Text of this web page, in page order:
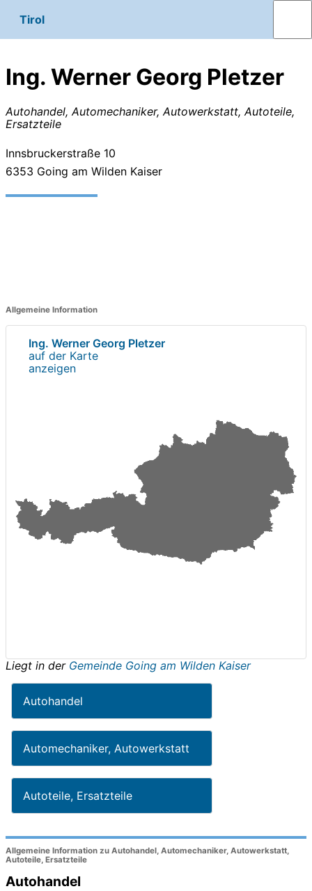
Tirol
Ing. Werner Georg Pletzer
Autohandel, Automechaniker, Autowerkstatt, Autoteile,
Ersatzteile
Innsbruckerstraße 10
6353 Going am Wilden Kaiser
Allgemeine Information
Ing. Werner Georg Pletzer
auf der Karte
anzeigen
Liegt in der Gemeinde Going am Wilden Kaiser
Autohandel
Automechaniker, Autowerkstatt
Autoteile, Ersatzteile
Allgemeine Information zu Autohandel, Automechaniker, Autowerkstatt,
Autoteile, Ersatzteile
Autohandel